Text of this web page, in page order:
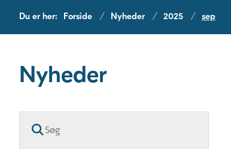
Du er her: Forside Nyheder 2025 sep
Nyheder